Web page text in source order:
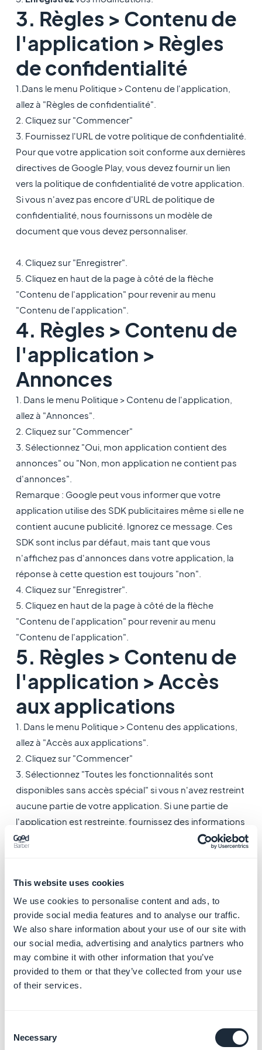
This website uses cookies
We use cookies to personalise content and ads, to
provide social media features and to analyse our traffic.
We also share information about your use of our site with
our social media, advertising and analytics partners who
may combine it with other information that you’ve
provided to them or that they’ve collected from your use
of their services.
Selection
Necessary
3. Règles > Contenu de
l'application > Règles
de confidentialité
1.Dans le menu Politique > Contenu de l'application,
allez à "Règles de confidentialité".
2. Cliquez sur "Commencer"
3. Fournissez l'URL de votre politique de confidentialité.
Pour que votre application soit conforme aux dernières
directives de Google Play, vous devez fournir un lien
vers la politique de confidentialité de votre application.
Si vous n'avez pas encore d'URL de politique de
confidentialité, nous fournissons un modèle de
document que vous devez personnaliser.
4. Cliquez sur "Enregistrer".
5. Cliquez en haut de la page à côté de la flèche
"Contenu de l'application" pour revenir au menu
"Contenu de l'application".
4. Règles > Contenu de
l'application >
Annonces
1. Dans le menu Politique > Contenu de l'application,
allez à "Annonces".
2. Cliquez sur "Commencer"
3. Sélectionnez "Oui, mon application contient des
annonces" ou "Non, mon application ne contient pas
d'annonces".
Remarque : Google peut vous informer que votre
application utilise des SDK publicitaires même si elle ne
contient aucune publicité. Ignorez ce message. Ces
SDK sont inclus par défaut, mais tant que vous
n'affichez pas d'annonces dans votre application, la
réponse à cette question est toujours "non".
4. Cliquez sur "Enregistrer".
5. Cliquez en haut de la page à côté de la flèche
"Contenu de l'application" pour revenir au menu
"Contenu de l'application".
5. Règles > Contenu de
l'application > Accès
aux applications
1. Dans le menu Politique > Contenu des applications,
allez à "Accès aux applications".
2. Cliquez sur "Commencer"
3. Sélectionnez "Toutes les fonctionnalités sont
disponibles sans accès spécial" si vous n'avez restreint
aucune partie de votre application. Si une partie de
l'application est restreinte, fournissez des informations
d'identification valides afin que l'équipe de révision de
5. Cliquez sur "Enregistrer".
6. Cliquez en haut de la page à côté de la flèche
"Contenu de l'application" pour revenir au menu
"Contenu de l'application".
6. Règles > Contenu de
l'application >
1. Dans le menu Politique > Contenu de l'application,